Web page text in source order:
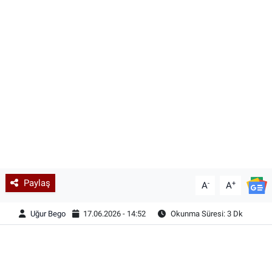
Paylaş A- A+
Uğur Bego 17.06.2026 - 14:52 Okunma Süresi: 3 Dk